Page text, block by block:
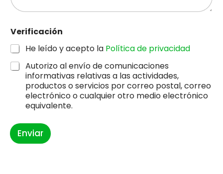
Verificación
He leído y acepto la Política de privacidad
Autorizo al envío de comunicaciones
informativas relativas a las actividades,
productos o servicios por correo postal, correo
electrónico o cualquier otro medio electrónico
equivalente.
Enviar